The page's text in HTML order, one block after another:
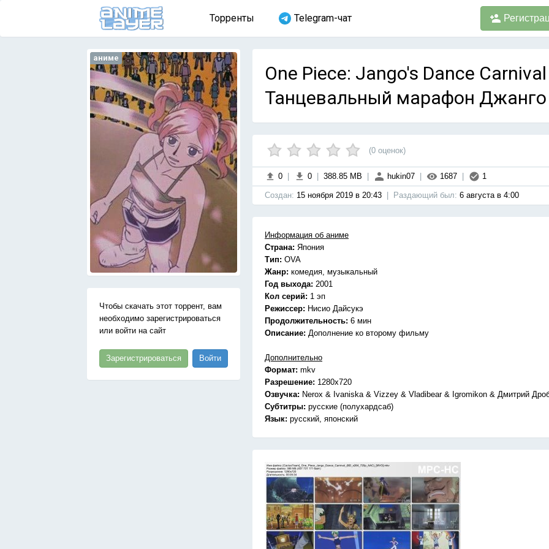
Торренты Telegram-чат
аниме
Чтобы скачать этот торрент, вам
необходимо зарегистрироваться
или войти на сайт
Зарегистрироваться Войти
One Piece: Jango's Dance
Танцевальный марафон Джанго
(0 оценок)
0 0 388.85 MB hukin07 1687 1
Cоздан: 15 ноября 2019 в 20:43 Раздающий был: 6 августа в 4:00
Информация об аниме
Страна: Япония
Тип: OVA
Жанр: комедия, музыкальный
Год выхода: 2001
Кол серий: 1 эп
Режиссер: Нисио Дайсукэ
Продолжительность: 6 мин
Описание: Дополнение ко второму фильму
Дополнительно
Формат: mkv
Разрешение: 1280x720
Озвучка: Nerox & Ivaniska & Vizzey & Vladibear & Igromikon & Дмитрий
Субтитры: русские (полухардсаб)
Язык: русский, японский